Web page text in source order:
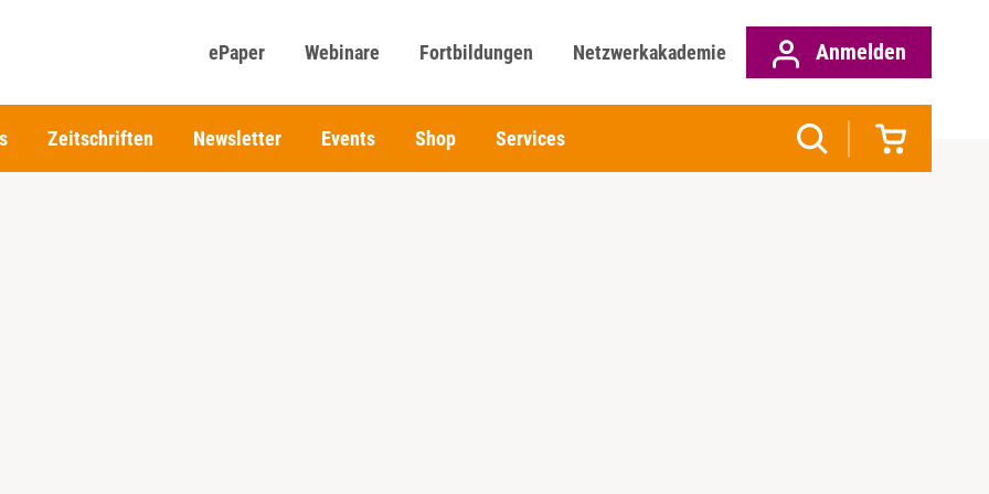
ePaper Webinare Fortbildungen Netzwerkakademie Anmelden
Zeitschriften Newsletter Events Shop Services